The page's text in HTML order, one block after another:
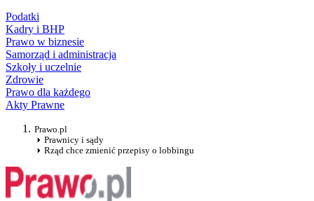
Podatki
Kadry i BHP
Prawo w biznesie
Samorząd i administracja
Szkoły i uczelnie
Zdrowie
Prawo dla każdego
Akty Prawne
Prawo.pl
Prawnicy i sądy
Rząd chce zmienić przepisy o lobbingu